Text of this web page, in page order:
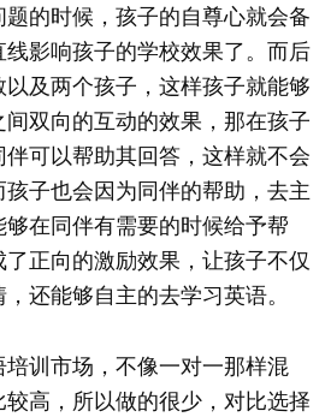
的时候，孩子的自尊心就会备
影响孩子的学校效果了。而后
及两个孩子，这样孩子就能够
双向的互动的效果，那在孩子
可以帮助其回答，这样就不会
子也会因为同伴的帮助，去主
在同伴有需要的时候给予帮
正向的激励效果，让孩子不仅
还能够自主的去学习英语。
训市场，不像一对一那样混
高，所以做的很少，对比选择